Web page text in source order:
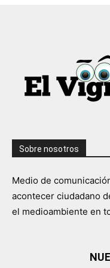
Sobre nosotros
Medio de
acontecer ciudadano
el medioambiente en